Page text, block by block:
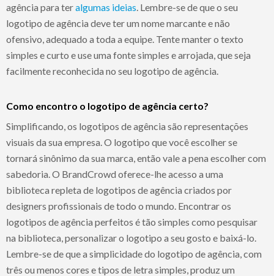
agência para teralgumas ideias . Lembre-se de que o seu
logotipo de agência deve ter um nome marcante e não
ofensivo, adequado a toda a equipe. Tente manter o texto
simples e curto e use uma fonte simples e arrojada, que seja
facilmente reconhecida no seu logotipo de agência.
Como encontro o logotipo de agência certo?
Simplificando, os logotipos de agência são representações
visuais da sua empresa. O logotipo que você escolher se
tornará sinônimo da sua marca, então vale a pena escolher com
sabedoria. O BrandCrowd oferece-lhe acesso a uma
biblioteca repleta de logotipos de agência criados por
designers profissionais de todo o mundo. Encontrar os
logotipos de agência perfeitos é tão simples como pesquisar
na biblioteca, personalizar o logotipo a seu gosto e baixá-lo.
Lembre-se de que a simplicidade do logotipo de agência, com
três ou menos cores e tipos de letra simples, produz um